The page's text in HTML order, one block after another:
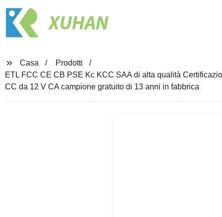
XUHAN
Casa
Prodotti
ETL FCC CE CB PSE Kc KCC SAA di alta qualità
CC da 12 V CA campione gratuito di 13 anni in fabbrica